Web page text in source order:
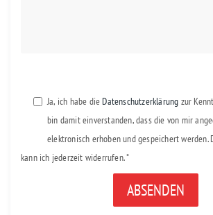
Ja, ich habe dieDatenschutzerklärung zur
bin damit einverstanden, dass die von mir
elektronisch erhoben und gespeichert werden.
kann ich jederzeit widerrufen. *